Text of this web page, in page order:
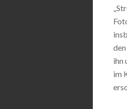
ihn
im